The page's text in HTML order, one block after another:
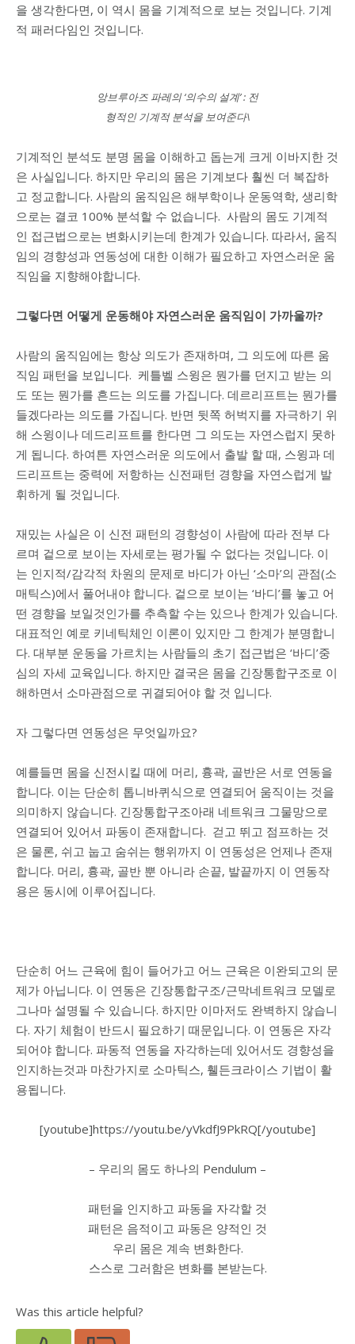
을 생각한다면, 이 역시 몸을 기계적으로 보는 것입니다. 기계
적 패러다임인 것입니다.
앙브루아즈 파레의 ‘의수의 설계’ : 전
형적인 기계적 분석을 보여준다\
기계적인 분석도 분명 몸을 이해하고 돕는게 크게 이바지한 것
은 사실입니다. 하지만 우리의 몸은 기계보다 훨씬 더 복잡하
고 정교합니다. 사람의 움직임은 해부학이나 운동역학, 생리학
으로는 결코 100% 분석할 수 없습니다. 사람의 몸도 기계적
인 접근법으로는 변화시키는데 한계가 있습니다. 따라서, 움직
임의 경향성과 연동성에 대한 이해가 필요하고 자연스러운 움
직임을 지향해야합니다.
그렇다면 어떻게 운동해야 자연스러운 움직임이 가까울까?
사람의 움직임에는 항상 의도가 존재하며, 그 의도에 따른 움
직임 패턴을 보입니다. 케틀벨 스윙은 뭔가를 던지고 받는 의
도 또는 뭔가를 흔드는 의도를 가집니다. 데르리프트는 뭔가를
들겠다라는 의도를 가집니다. 반면 뒷쪽 허벅지를 자극하기 위
해 스윙이나 데드리프트를 한다면 그 의도는 자연스럽지 못하
게 됩니다. 하여튼 자연스러운 의도에서 출발 할 때, 스윙과 데
드리프트는 중력에 저항하는 신전패턴 경향을 자연스럽게 발
휘하게 될 것입니다.
재밌는 사실은 이 신전 패턴의 경향성이 사람에 따라 전부 다
르며 겉으로 보이는 자세로는 평가될 수 없다는 것입니다. 이
는 인지적/감각적 차원의 문제로 바디가 아닌 ‘소마’의 관점(소
매틱스)에서 풀어내야 합니다. 겉으로 보이는 ‘바디’를 놓고 어
떤 경향을 보일것인가를 추측할 수는 있으나 한계가 있습니다.
대표적인 예로 키네틱체인 이론이 있지만 그 한계가 분명합니
다. 대부분 운동을 가르치는 사람들의 초기 접근법은 ‘바디’중
심의 자세 교육입니다. 하지만 결국은 몸을 긴장통합구조로 이
해하면서 소마관점으로 귀결되어야 할 것 입니다.
자 그렇다면 연동성은 무엇일까요?
예를들면 몸을 신전시킬 때에 머리, 흉곽, 골반은 서로 연동을
합니다. 이는 단순히 톱니바퀴식으로 연결되어 움직이는 것을
의미하지 않습니다. 긴장통합구조아래 네트워크 그물망으로
연결되어 있어서 파동이 존재합니다. 걷고 뛰고 점프하는 것
은 물론, 쉬고 눕고 숨쉬는 행위까지 이 연동성은 언제나 존재
합니다. 머리, 흉곽, 골반 뿐 아니라 손끝, 발끝까지 이 연동작
용은 동시에 이루어집니다.
단순히 어느 근육에 힘이 들어가고 어느 근육은 이완되고의 문
제가 아닙니다. 이 연동은 긴장통합구조/근막네트워크 모델로
그나마 설명될 수 있습니다. 하지만 이마저도 완벽하지 않습니
다. 자기 체험이 반드시 필요하기 때문입니다. 이 연동은 자각
되어야 합니다. 파동적 연동을 자각하는데 있어서도 경향성을
인지하는것과 마찬가지로 소마틱스, 휄든크라이스 기법이 활
용됩니다.
[youtube]https://youtu.be/yVkdfJ9PkRQ[/youtube]
– 우리의 몸도 하나의 Pendulum –
패턴을 인지하고 파동을 자각할 것
패턴은 음적이고 파동은 양적인 것
우리 몸은 계속 변화한다.
스스로 그러함은 변화를 본받는다.
Was this article helpful?